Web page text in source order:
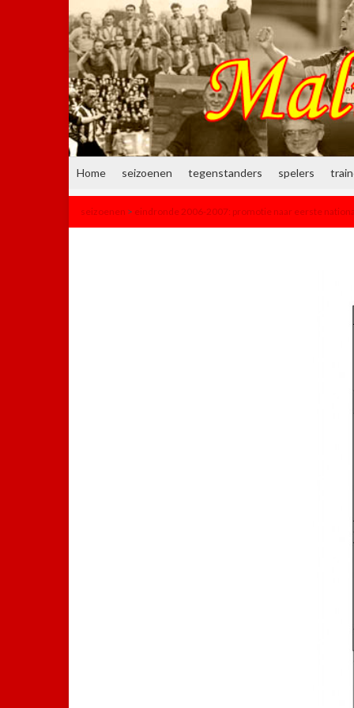
Home seizoenen tegenstanders spelers
seizoenen > eindronde 2006-2007: promotie naar eerste